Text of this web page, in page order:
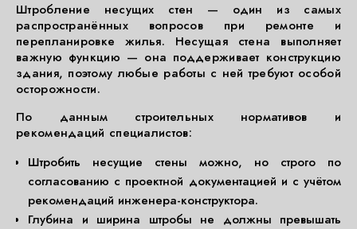
Штробление несущих стен — один из самых
распространённых вопросов при ремонте и
перепланировке жилья. Несущая стена выполняет
важную функцию — она поддерживает конструкцию
здания, поэтому любые работы с ней требуют особой
осторожности.
По данным строительных нормативов и
рекомендаций специалистов:
Штробить несущие стены можно, но строго по
согласованию с проектной документацией и с учётом
рекомендаций инженера-конструктора.
Глубина и ширина штробы не должны превышать